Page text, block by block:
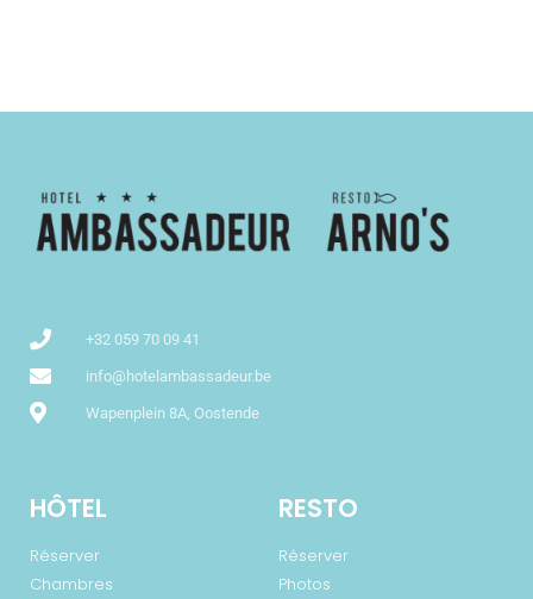
+32 059 70 09 41
info@hotelambassadeur.be
Wapenplein 8A, Oostende
HÔTEL
Réserver
Chambres
RESTO
Réserver
Photos